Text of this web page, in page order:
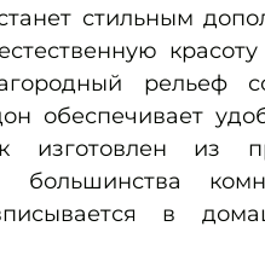
стильным
рельеф
обеспечивает
изготовлен из
большинства
в